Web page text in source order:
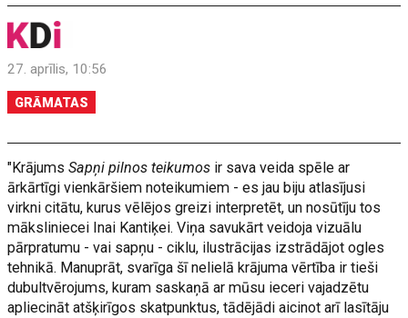
27. aprīlis, 10:56
GRĀMATAS
"KrājumsSapņi pilnos teikumos ir sava veida spēle ar
ārkārtīgi vienkāršiem noteikumiem - es jau biju atlasījusi
virkni citātu, kurus vēlējos greizi interpretēt, un nosūtīju tos
māksliniecei Inai Kantiķei. Viņa savukārt veidoja vizuālu
pārpratumu - vai sapņu - ciklu, ilustrācijas izstrādājot ogles
tehnikā. Manuprāt, svarīga šī nelielā krājuma vērtība ir tieši
dubultvērojums, kuram saskaņā ar mūsu ieceri vajadzētu
apliecināt atšķirīgos skatpunktus, tādējādi aicinot arī lasītāju